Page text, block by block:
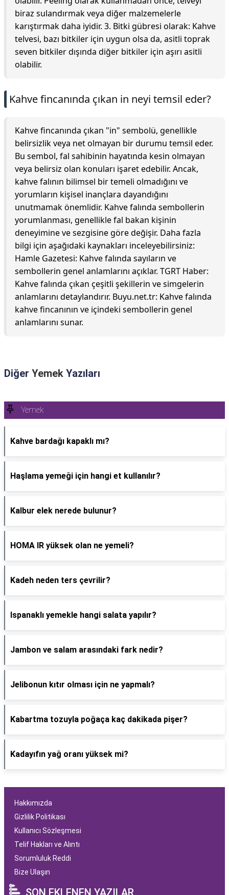
biraz sulandırmak veya diğer malzemelerle
karıştırmak daha iyidir. 3. Bitki gübresi olarak: Kahve
telvesi, bazı bitkiler için uygun olsa da, asitli toprak
seven bitkiler dışında diğer bitkiler için aşırı asitli
olabilir.
Kahve fincanında çıkan in neyi temsil eder?
Kahve fincanında çıkan "in" sembolü, genellikle
belirsizlik veya net olmayan bir durumu temsil eder.
Bu sembol, fal sahibinin hayatında kesin olmayan
veya belirsiz olan konuları işaret edebilir. Ancak,
kahve falının bilimsel bir temeli olmadığını ve
yorumların kişisel inançlara dayandığını
unutmamak önemlidir. Kahve falında sembollerin
yorumlanması, genellikle fal bakan kişinin
deneyimine ve sezgisine göre değişir. Daha fazla
bilgi için aşağıdaki kaynakları inceleyebilirsiniz:
Hamle Gazetesi: Kahve falında sayıların ve
sembollerin genel anlamlarını açıklar. TGRT Haber:
Kahve falında çıkan çeşitli şekillerin ve simgelerin
anlamlarını detaylandırır. Buyu.net.tr: Kahve falında
kahve fincanının ve içindeki sembollerin genel
anlamlarını sunar.
Diğer Yemek Yazıları
Yemek
Kahve bardağı kapaklı mı?
Haşlama yemeği için hangi et kullanılır?
Kalbur elek nerede bulunur?
HOMA IR yüksek olan ne yemeli?
Kadeh neden ters çevrilir?
Ispanaklı yemekle hangi salata yapılır?
Jambon ve salam arasındaki fark nedir?
Jelibonun kıtır olması için ne yapmalı?
Kabartma tozuyla poğaça kaç dakikada pişer?
Kadayıfın yağ oranı yüksek mi?
Hakkımızda
Gizlilik Politikası
Kullanıcı Sözleşmesi
Telif Hakları ve Alıntı
Sorumluluk Reddi
Bize Ulaşın
SON EKLENEN YAZILAR